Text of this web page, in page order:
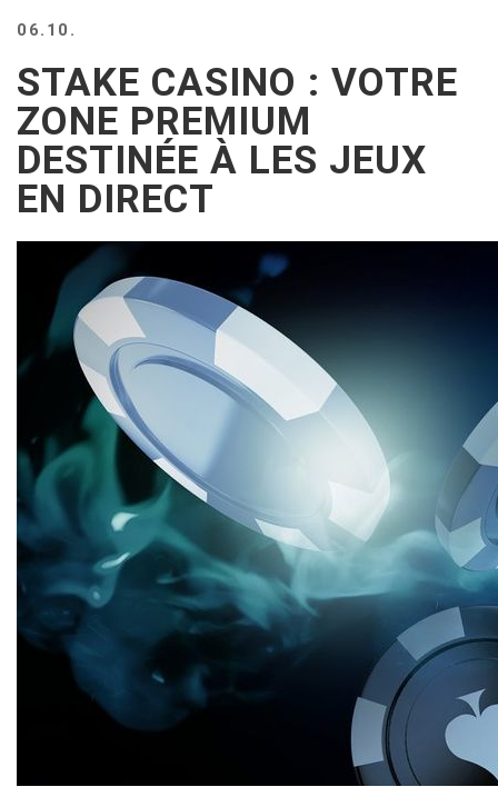
BEACH
MERICAN
FACTS
MEMORY
GLANDS
FOREVER
ALONE
UNVEILS
LOOKS
AWKWARD
MESSAGES
VIEW
ALL
06.10.
STAKE CASINO : VOTRE
ZONE PREMIUM
DESTINÉE À LES JEUX
EN DIRECT